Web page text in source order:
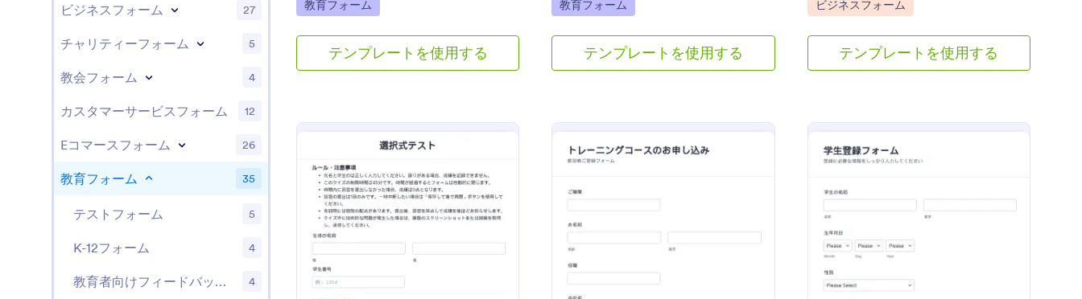
問をカスタマイズし、条件付きロジックを
後、リンクを介して直接学生とクイズを共
有するか、または簡単にアクセスできるよ
うにあなたのクラスのウェブサイト内にフ
れ、あなたのJotformアカウントに安全に保
存され、どのデバイスからでも閲覧・管理
することができます。受信内容をPDFドキ
ュメントに変換することもできるので、ダ
ウンロードや印刷、保護者との共有が簡単
にできます。 学年を問わず、この数学テス
トのテンプレートは、ドラッグ＆ドロップ
のフォームビルダーを使って、学校や教室
す。あなたのロゴを追加したり、記入可能
なテーブルを使用したり、画像をアップロ
ードして、あなたのクイズをより魅力的に
Go to Category:
教育フォーム
テンプレートを使用する
Go to Category:
教育フォーム
テンプレートを使用する
Go to Category:
ビジネスフォーム
テンプレートを使用する
: 選択式テストテンプレート プレビュー : トレーニング申し込みフォーム プレビュー
ビジネスフォーム 27
チャリティーフォーム 5
教会フォーム 4
カスタマーサービスフォーム 12
Eコマースフォーム 26
教育フォーム 35
テストフォーム 5
K-12フォーム 4
教育者向けフィードバックフォーム 4